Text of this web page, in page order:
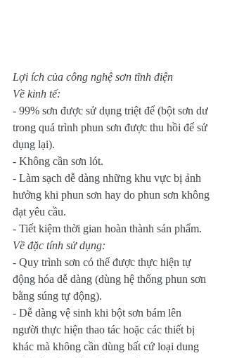
Lợi ích của công nghệ sơn tĩnh điện
Về kinh tế:
- 99% sơn được sử dụng triệt để (bột sơn dư
trong quá trình phun sơn được thu hồi để sử
dụng lại).
- Không cần sơn lót.
- Làm sạch dễ dàng những khu vực bị ảnh
hưởng khi phun sơn hay do phun sơn không
đạt yêu cầu.
- Tiết kiệm thời gian hoàn thành sản phẩm.
Về đặc tính sử dụng:
- Quy trình sơn có thể được thực hiện tự
động hóa dễ dàng (dùng hệ thống phun sơn
bằng súng tự động).
- Dễ dàng vệ sinh khi bột sơn bám lên
người thực hiện thao tác hoặc các thiết bị
khác mà không cần dùng bất cứ loại dung